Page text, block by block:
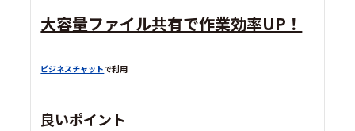
大容量ファイル共有で作業効率UP！
ビジネスチャットで利用
良いポイント